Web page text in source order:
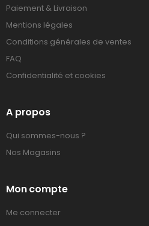
Paiement & Livraison
Mentions légales
Conditions générales de ventes
FAQ
Confidentialité et cookies
A propos
Qui sommes-nous ?
Nos Magasins
Mon compte
Me connecter